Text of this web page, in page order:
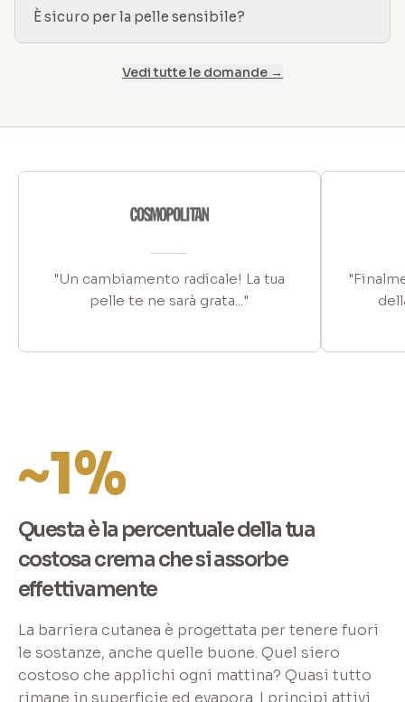
È sicuro per la pelle sensibile?
Vedi tutte le domande →
"Un cambiamento radicale! La tua
pelle te ne sarà grata..."
~1%
Questa è la percentuale della tua
costosa crema che si assorbe
effettivamente
La barriera cutanea è progettata per tenere fuori
le sostanze, anche quelle buone. Quel siero
costoso che applichi ogni mattina? Quasi tutto
rimane in superficie ed evapora. I principi attivi